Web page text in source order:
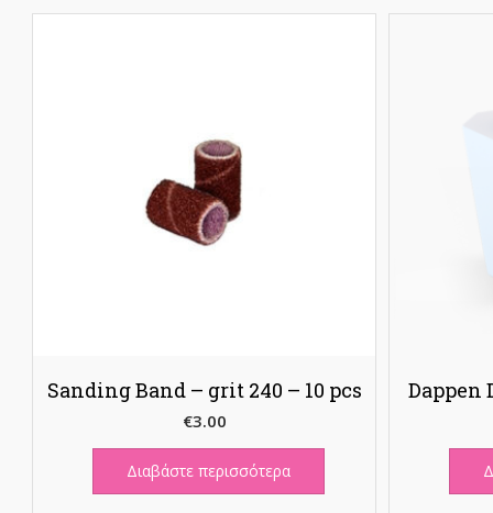
Sanding Band – grit 240 – 10 pcs
€3.00
Διαβάστε περισσότερα
Dappen